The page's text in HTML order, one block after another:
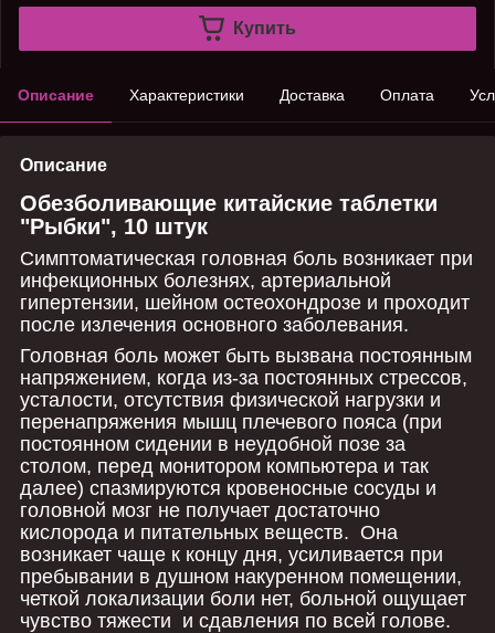
Купить
Описание Характеристики Доставка Оплата
Описание
Обезболивающие китайские таблетки
"Рыбки", 10 штук
Симптоматическая головная боль возникает при
инфекционных болезнях, артериальной
гипертензии, шейном остеохондрозе и проходит
после излечения основного заболевания.
Головная боль может быть вызвана постоянным
напряжением, когда из-за постоянных стрессов,
усталости, отсутствия физической нагрузки и
перенапряжения мышц плечевого пояса (при
постоянном сидении в неудобной позе за
столом, перед монитором компьютера и так
далее) спазмируются кровеносные сосуды и
головной мозг не получает достаточно
кислорода и питательных веществ. Она
возникает чаще к концу дня, усиливается при
пребывании в душном накуренном помещении,
четкой локализации боли нет, больной ощущает
чувство тяжести и сдавления по всей голове.